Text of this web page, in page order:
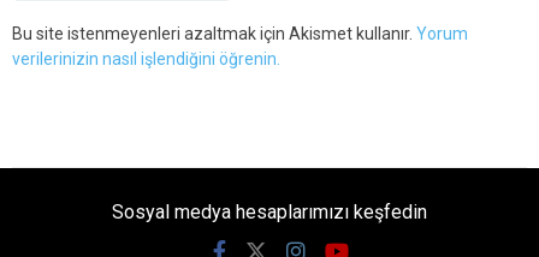
Bu site istenmeyenleri azaltmak için Akismet kullanır. Yorum
verilerinizin nasıl işlendiğini öğrenin.
Sosyal medya hesaplarımızı keşfedin